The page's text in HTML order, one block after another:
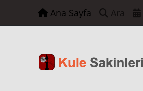
Ana Sayfa Ara